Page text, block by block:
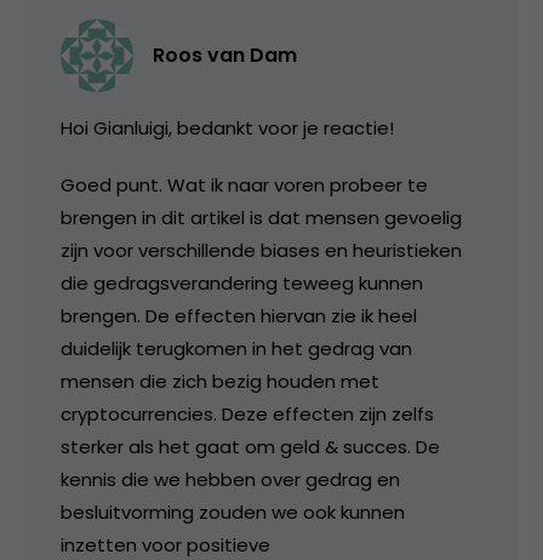
Roos van Dam
Hoi Gianluigi, bedankt voor je reactie!
Goed punt. Wat ik naar voren probeer te
brengen in dit artikel is dat mensen gevoelig
zijn voor verschillende biases en heuristieken
die gedragsverandering teweeg kunnen
brengen. De effecten hiervan zie ik heel
duidelijk terugkomen in het gedrag van
mensen die zich bezig houden met
cryptocurrencies. Deze effecten zijn zelfs
sterker als het gaat om geld & succes. De
kennis die we hebben over gedrag en
besluitvorming zouden we ook kunnen
inzetten voor positieve